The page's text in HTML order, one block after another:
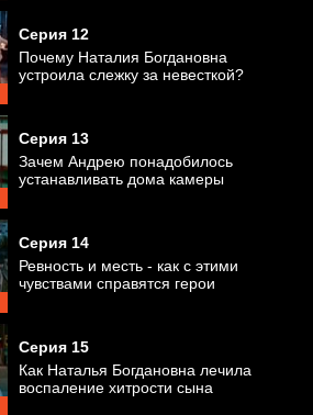
Серия 12
Почему Наталия Богдановна
устроила слежку за невесткой?
Серия 13
Зачем Андрею понадобилось
устанавливать дома камеры
Серия 14
Ревность и месть - как с этими
чувствами справятся герои
Серия 15
Как Наталья Богдановна лечила
воспаление хитрости сына